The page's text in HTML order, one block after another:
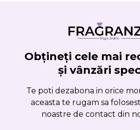
Obțineți cele mai
și vânzări
Te poti dezabona in orice
aceasta te rugam sa
noastre de contact din